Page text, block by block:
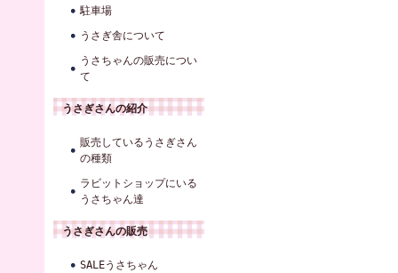
駐車場
うさぎ舎について
うさちゃんの販売につい
て
うさぎさんの紹介
販売しているうさぎさん
の種類
ラビットショップにいる
うさちゃん達
うさぎさんの販売
SALEうさちゃん